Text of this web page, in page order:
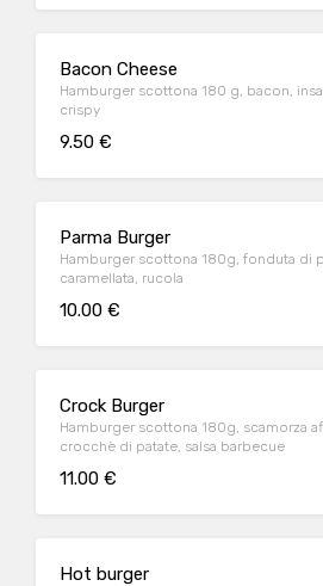
Bacon Cheese
Hamburger scottona 180 g, bacon,
crispy
9.50 €
Parma Burger
Hamburger scottona 180g, fonduta di
caramellata, rucola
10.00 €
Crock Burger
Hamburger scottona 180g, scamorza
crocchè di patate, salsa barbecue
11.00 €
Hot burger